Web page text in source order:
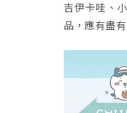
吉伊卡哇、
品，應有盡